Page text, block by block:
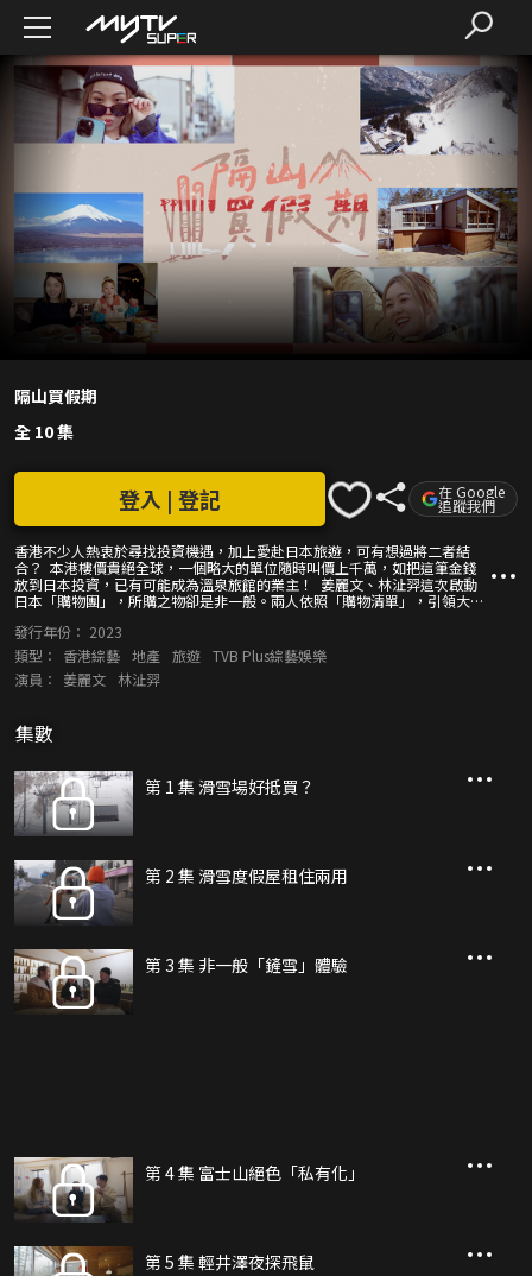
隔山買假期
全 10 集
香港不少人熱衷於尋找投資機遇，加上愛赴日本旅遊，可有想過將二者結
合？ 本港樓價貴絕全球，一個略大的單位隨時叫價上千萬，如把這筆金錢
放到日本投資，已有可能成為溫泉旅館的業主！ 姜麗文、林沚羿這次啟動
日本「購物團」，所購之物卻是非一般。兩人依照「購物清單」，引領大家
等行程共冶一爐，並向多位買家取經，到訪其物業兼請教投資心得。
登入 | 登記 在 Google
追蹤我們
發行年份： 2023
類型：
香港綜藝 地產 旅遊 TVB Plus綜藝娛樂
演員：
姜麗文 林沚羿
集數
第 1 集 滑雪場好抵買？
第 2 集 滑雪度假屋租住兩用
第 3 集 非一般「鏟雪」體驗
第 4 集 富士山絕色「私有化」
第 5 集 輕井澤夜探飛鼠